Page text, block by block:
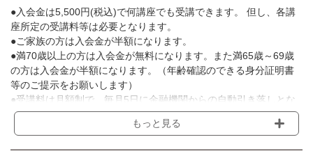
●入会金は5,500円(税込)で何講座でも受講できます。 但し、各講
座所定の受講料等は必要となります。
●ご家族の方は入会金が半額になります。
●満70歳以上の方は入会金が無料になります。また満65歳～69歳
の方は入会金が半額になります。（年齢確認のできる身分証明書
等のご提示をお願いします）
●受講料は月額制で、毎月5日に金融機関からの自動引き落しとな
ります。
※講座によってはお支払い方法が異なる場合がありますのでご確認
もっと見る